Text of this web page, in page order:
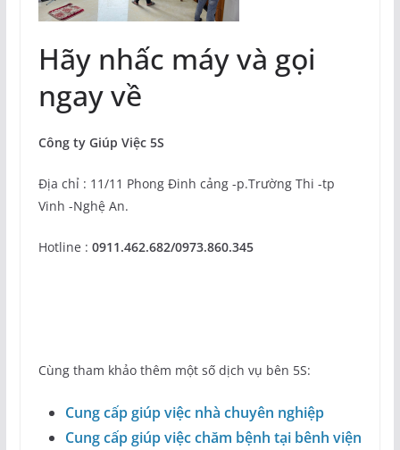
Hãy nhấc máy và gọi
ngay về
Công ty Giúp Việc 5S
Địa chỉ : 11/11 Phong Đinh cảng -p.Trường Thi -tp
Vinh -Nghệ An.
Hotline : 0911.462.682/0973.860.345
Cùng tham khảo thêm một số dịch vụ bên 5S:
Cung cấp giúp việc nhà chuyên nghiệp
Cung cấp giúp việc chăm bệnh tại bênh viện